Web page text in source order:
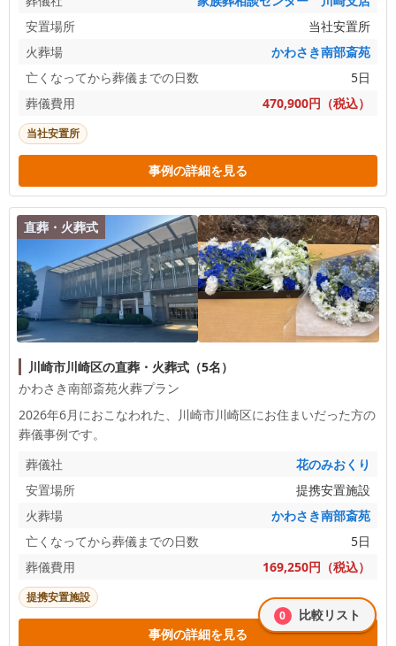
安置場所
当社安置所
火葬場
かわさき南部斎苑
亡くなってから葬儀までの日数
5日
葬儀費用
470,900円（税込）
当社安置所
事例の詳細を見る
直葬・火葬式
川崎市川崎区の直葬・火葬式（5名）
かわさき南部斎苑火葬プラン
2026年6月におこなわれた、
川崎市川崎区にお住まいだった方の
葬儀事例です。
葬儀社
花のみおくり
安置場所
提携安置施設
火葬場
かわさき南部斎苑
亡くなってから葬儀までの日数
5日
葬儀費用
169,250円（税込）
提携安置施設
事例の詳細を見る
0 比較リスト